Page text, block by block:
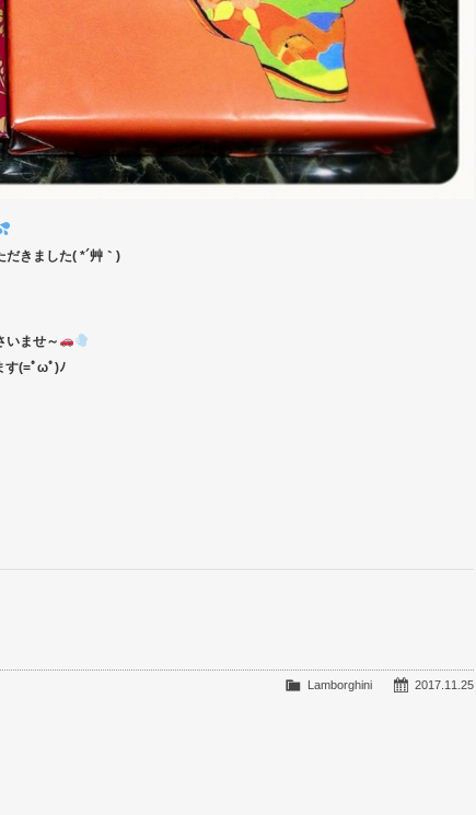
きました( *´艸｀)
いませ～
す(=ﾟωﾟ)ﾉ
2017.11.25
Lamborghini